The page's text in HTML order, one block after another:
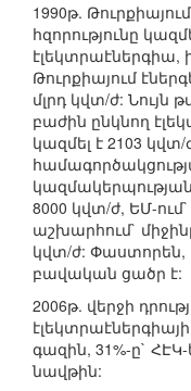
1990թ.
հզորությունը
էլեկտրաէներգիա,
Թուրքիայում
մլրդ կվտ/ժ: Նույն
բաժին ընկնող
կազմել է 2103
8000 կվտ/ժ, ԵՄ-
աշխարհում`
կվտ/ժ: Փաստորեն,
բավական ցածր է:
2006թ. վերջի
գազին, 31%-ը`
նավթին: